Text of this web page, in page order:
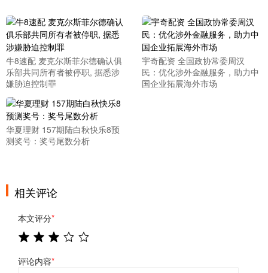
牛8速配 麦克尔斯菲尔德确认俱
乐部共同所有者被停职, 据悉涉
嫌胁迫控制罪
宇奇配资 全国政协常委周汉
民：优化涉外金融服务，助力中
国企业拓展海外市场
华夏理财 157期陆白秋快乐8预
测奖号：奖号尾数分析
相关评论
本文评分*
评论内容*